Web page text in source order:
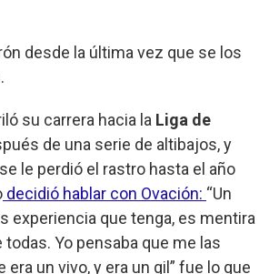
desde la última vez que se los
su carrera hacia la Liga de
de una serie de altibajos, y
le perdió el rastro hasta el año
decidió hablar con Ovación: “Un
experiencia que tenga, es mentira
todas. Yo pensaba que me las
era un vivo, y era un gil” fue lo que